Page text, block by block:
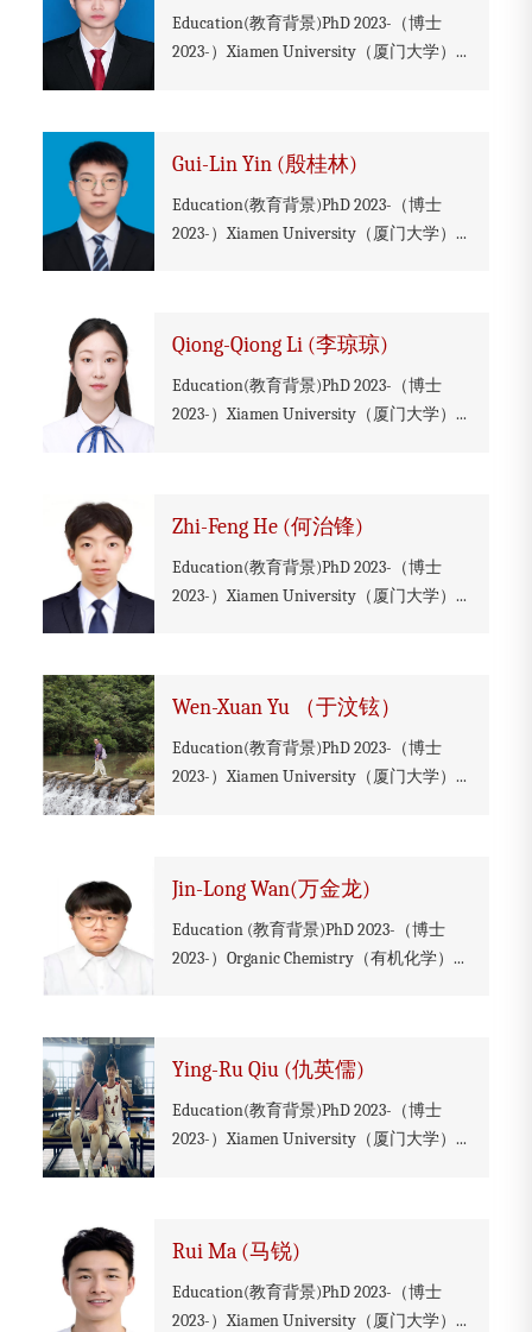
Education(教育背景)PhD 2023-（博士
2023-）Xiamen University（厦门大学）...
Gui-Lin Yin (殷桂林)
Education(教育背景)PhD 2023-（博士
2023-）Xiamen University（厦门大学）...
Qiong-Qiong Li (李琼琼)
Education(教育背景)PhD 2023-（博士
2023-）Xiamen University（厦门大学）...
Zhi-Feng He (何治锋)
Education(教育背景)PhD 2023-（博士
2023-）Xiamen University（厦门大学）...
Wen-Xuan Yu （于汶铉）
Education(教育背景)PhD 2023-（博士
2023-）Xiamen University（厦门大学）...
Jin-Long Wan(万金龙)
Education (教育背景)PhD 2023-（博士
2023-）Organic Chemistry（有机化学）...
Ying-Ru Qiu (仇英儒)
Education(教育背景)PhD 2023-（博士
2023-）Xiamen University（厦门大学）...
Rui Ma (马锐)
Education(教育背景)PhD 2023-（博士
2023-）Xiamen University（厦门大学）...